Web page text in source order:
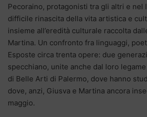
Pecoraino, protagonisti tra gli altri e nel
difficile rinascita della vita artistica e
insieme all’eredità culturale raccolta
Martina. Un confronto fra linguaggi,
Esposte circa trenta opere: due
specchiano, unite anche dal loro legame
di Belle Arti di Palermo, dove hanno
dove, anzi, Giusva e Martina ancora
maggio.